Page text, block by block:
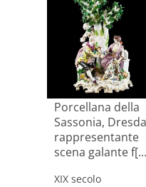
Porcellana della
Sassonia,
rappresentante
scena galante
XIX secolo